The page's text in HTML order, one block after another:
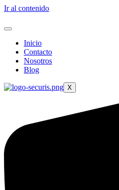
Ir al contenido
Inicio
Contacto
Nosotros
Blog
X